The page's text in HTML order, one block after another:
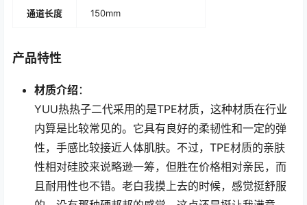
通道长度 150mm
产品特性
材质介绍 ：
YUU热热子二代采用的是TPE材质，这种材质在行业
内算是比较常见的。它具有良好的柔韧性和一定的弹
性，手感比较接近人体肌肤。不过，TPE材质的亲肤
性相对硅胶来说略逊一筹，但胜在价格相对亲民，而
且耐用性也不错。老白我摸上去的时候，感觉挺舒服